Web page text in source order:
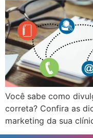
Você sabe como
correta? Confira as
marketing da sua